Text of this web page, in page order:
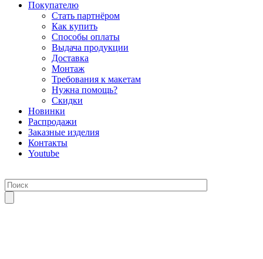
Покупателю
Стать партнёром
Как купить
Способы оплаты
Выдача продукции
Доставка
Монтаж
Требования к макетам
Нужна помощь?
Скидки
Новинки
Распродажи
Заказные изделия
Контакты
Youtube